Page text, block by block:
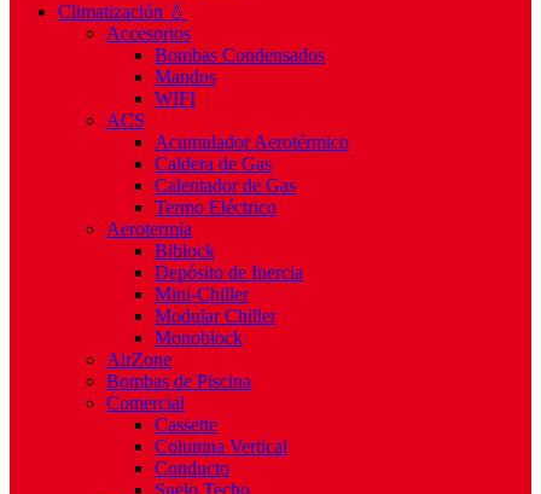
Climatización 💧
Accesorios
Bombas Condensados
Mandos
WIFI
ACS
Acumulador Aerotérmico
Caldera de Gas
Calentador de Gas
Termo Eléctrico
Aerotermia
Biblock
Depósito de Inercia
Mini-Chiller
Modular Chiller
Monoblock
AirZone
Bombas de Piscina
Comercial
Cassette
Columna Vertical
Conducto
Suelo Techo